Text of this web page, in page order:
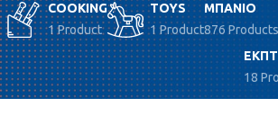
COOKING
1 Product
TOYS
1 Product
ΜΠΆΝΙΟ
876 Products
18